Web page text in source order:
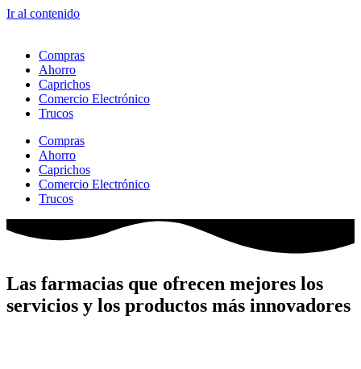
Ir al contenido
Compras
Ahorro
Caprichos
Comercio Electrónico
Trucos
Compras
Ahorro
Caprichos
Comercio Electrónico
Trucos
Las farmacias que ofrecen mejores los
servicios y los productos más innovadores